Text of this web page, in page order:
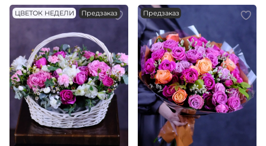
ЦВЕТОК НЕДЕЛИ Предзаказ Предзаказ